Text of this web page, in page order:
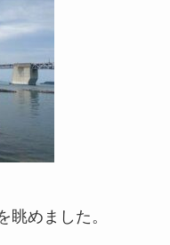
眺めました。